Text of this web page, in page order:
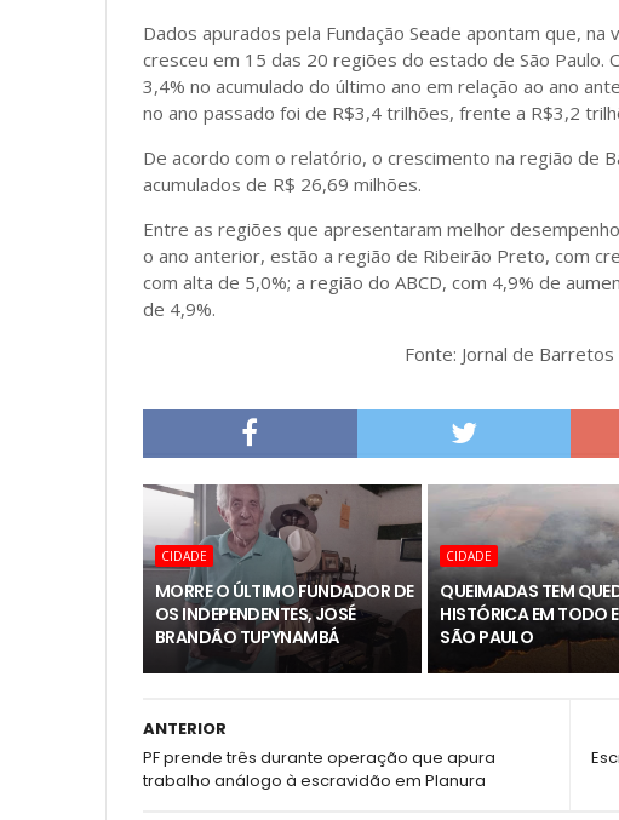
Dados apurados pela Fundação Seade apontam que, na
cresceu em 15 das 20 regiões do estado de São Paulo.
3,4% no acumulado do último ano em relação ao ano
no ano passado foi de R$3,4 trilhões, frente a R$3,2
De acordo com o relatório, o crescimento na região de
acumulados de R$ 26,69 milhões.
Entre as regiões que apresentaram melhor
o ano anterior, estão a região de Ribeirão Preto, com
com alta de 5,0%; a região do ABCD, com 4,9% de
de 4,9%.
Fonte: Jornal de Barretos
CIDADE
MORRE O ÚLTIMO FUNDADOR DE
OS INDEPENDENTES, JOSÉ
BRANDÃO TUPYNAMBÁ
CIDADE
QUEIMADAS TEM
HISTÓRICA EM TODO
SÃO PAULO
ANTERIOR
PF prende três durante operação que apura
trabalho análogo à escravidão em Planura